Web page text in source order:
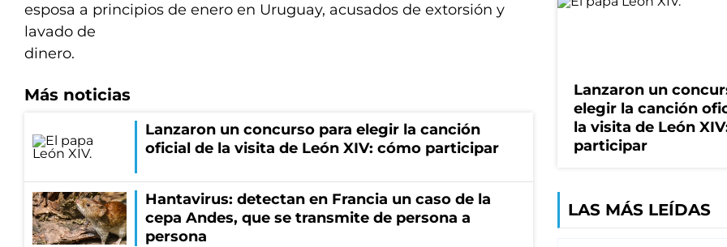
esposa a principios de enero en Uruguay, acusados de extorsión y
lavado de
dinero.
Más noticias
Lanzaron un concurso para elegir la canción
oficial de la visita de León XIV: cómo participar
Hantavirus: detectan en Francia un caso de la
cepa Andes, que se transmite de persona a
persona
Lanzaron un
elegir la canción
la visita de León
participar
LAS MÁS LEÍDAS